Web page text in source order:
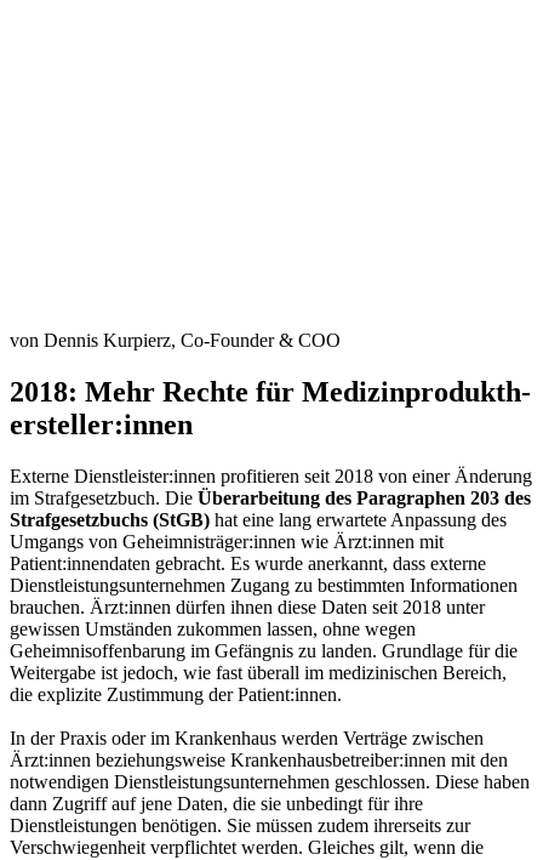
von Dennis Kurpierz, Co-Founder & COO
2018: Mehr Rechte für Medizinprodukth­
ersteller:innen
Externe Dienstleister:innen profitieren seit 2018 von einer Änderung
im Strafgesetzbuch. Die Überarbeitung des Paragraphen 203 des
Strafgesetzbuchs (StGB) hat eine lang erwartete Anpassung des
Umgangs von Geheimnisträger:innen wie Ärzt:innen mit
Patient:innendaten gebracht. Es wurde anerkannt, dass externe
Dienstleistungsunternehmen Zugang zu bestimmten Informationen
brauchen. Ärzt:innen dürfen ihnen diese Daten seit 2018 unter
gewissen Umständen zukommen lassen, ohne wegen
Geheimnisoffenbarung im Gefängnis zu landen. Grundlage für die
Weitergabe ist jedoch, wie fast überall im medizinischen Bereich,
die explizite Zustimmung der Patient:innen.
In der Praxis oder im Krankenhaus werden Verträge zwischen
Ärzt:innen beziehungsweise Krankenhausbetreiber:innen mit den
notwendigen Dienstleistungsunternehmen geschlossen. Diese haben
dann Zugriff auf jene Daten, die sie unbedingt für ihre
Dienstleistungen benötigen. Sie müssen zudem ihrerseits zur
Verschwiegenheit verpflichtet werden. Gleiches gilt, wenn die